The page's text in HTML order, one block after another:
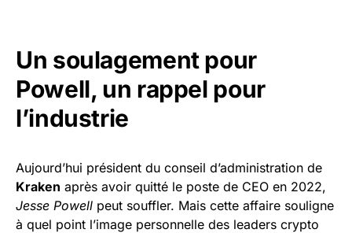
Un soulagement pour
Powell, un rappel pour
l’industrie
Aujourd’hui président du conseil d’administration de
Kraken après avoir quitté le poste de CEO en 2022,
Jesse Powell peut souffler. Mais cette affaire souligne
à quel point l’image personnelle des leaders crypto